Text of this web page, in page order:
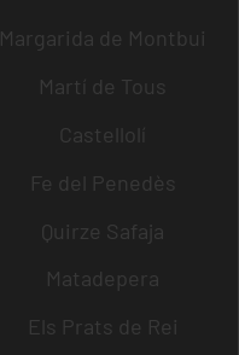
Margarida de Montbui
Martí de Tous
Castellolí
Fe del Penedès
Quirze Safaja
Matadepera
Els Prats de Rei